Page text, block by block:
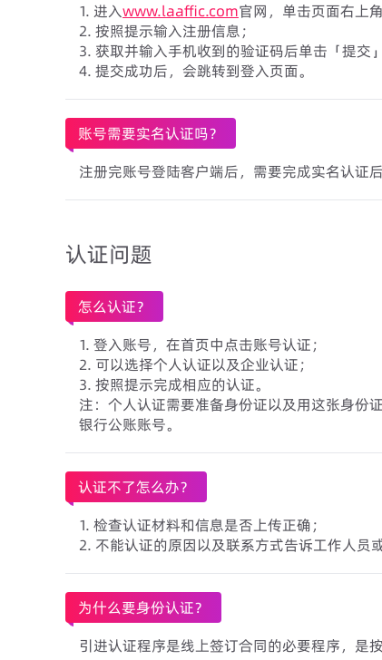
1. 进入www.laaffic.com官网，单击页面右上
2. 按照提示输入注册信息；
3. 获取并输入手机收到的验证码后单击「提交」
4. 提交成功后，会跳转到登入页面。
账号需要实名认证吗？
注册完账号登陆客户端后，需要完成实名认证
认证问题
怎么认证？
1. 登入账号，在首页中点击账号认证；
2. 可以选择个人认证以及企业认证；
3. 按照提示完成相应的认证。
注：个人认证需要准备身份证以及用这张身份
银行公账账号。
认证不了怎么办？
1. 检查认证材料和信息是否上传正确；
2. 不能认证的原因以及联系方式告诉工作人员
为什么要身份认证？
引进认证程序是线上签订合同的必要程序，是